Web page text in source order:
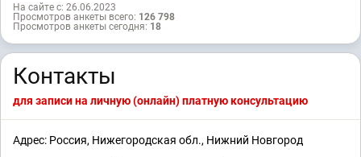
На сайте с: 26.06.2023
Просмотров анкеты всего: 126 798
Просмотров анкеты сегодня: 18
Контакты
для записи на личную (онлайн) платную консультацию
Адрес: Россия, Нижегородская обл., Нижний Новгород